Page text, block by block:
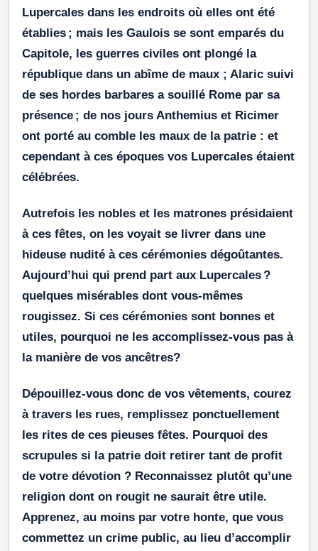
Lupercales dans les endroits où elles ont été
établies ; mais les Gaulois se sont emparés du
Capitole, les guerres civiles ont plongé la
république dans un abîme de maux ; Alaric suivi
de ses hordes barbares a souillé Rome par sa
présence ; de nos jours Anthemius et Ricimer
ont porté au comble les maux de la patrie : et
cependant à ces époques vos Lupercales étaient
célébrées.
Autrefois les nobles et les matrones présidaient
à ces fêtes, on les voyait se livrer dans une
hideuse nudité à ces cérémonies dégoûtantes.
Aujourd’hui qui prend part aux Lupercales ?
quelques misérables dont vous-mêmes
rougissez. Si ces cérémonies sont bonnes et
utiles, pourquoi ne les accomplissez-vous pas à
la manière de vos ancêtres?
Dépouillez-vous donc de vos vêtements, courez
à travers les rues, remplissez ponctuellement
les rites de ces pieuses fêtes. Pourquoi des
scrupules si la patrie doit retirer tant de profit
de votre dévotion ? Reconnaissez plutôt qu’une
religion dont on rougit ne saurait être utile.
Apprenez, au moins par votre honte, que vous
commettez un crime public, au lieu d’accomplir